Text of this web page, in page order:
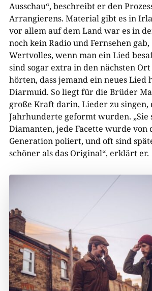
Ausschau“, beschreibt er den
Arrangierens. Material gibt es in
vor allem auf dem Land war es in
noch kein Radio und Fernsehen gab,
Wertvolles, wenn man ein Lied
sind sogar extra in den nächsten
hörten, dass jemand ein neues Lied
Diarmuid. So liegt für die Brüder
große Kraft darin, Lieder zu singen,
Jahrhunderte geformt wurden. „Sie
Diamanten, jede Facette wurde von
Generation poliert, und oft sind
schöner als das Original“, erklärt er.